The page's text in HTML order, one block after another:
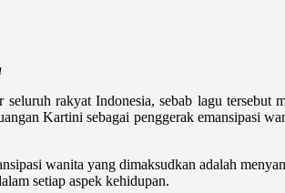
rakyat Indonesia, sebab lagu tersebut
Kartini sebagai penggerak emansipasi
wanita yang dimaksudkan adalah
setiap aspek kehidupan.